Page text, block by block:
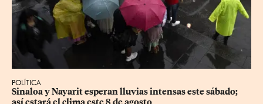
POLÍTICA
Sinaloa y Nayarit esperan lluvias intensas este sábado;